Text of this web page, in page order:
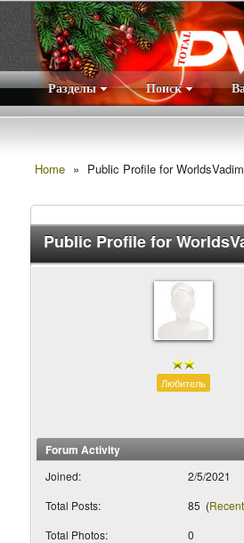
Разделы Поиск
Home » Public Profile for WorldsVadim
Public Profile for
Любитель
Forum Activity
Joined:
2/5/2021
Total Posts:
85 (
Total Photos:
0